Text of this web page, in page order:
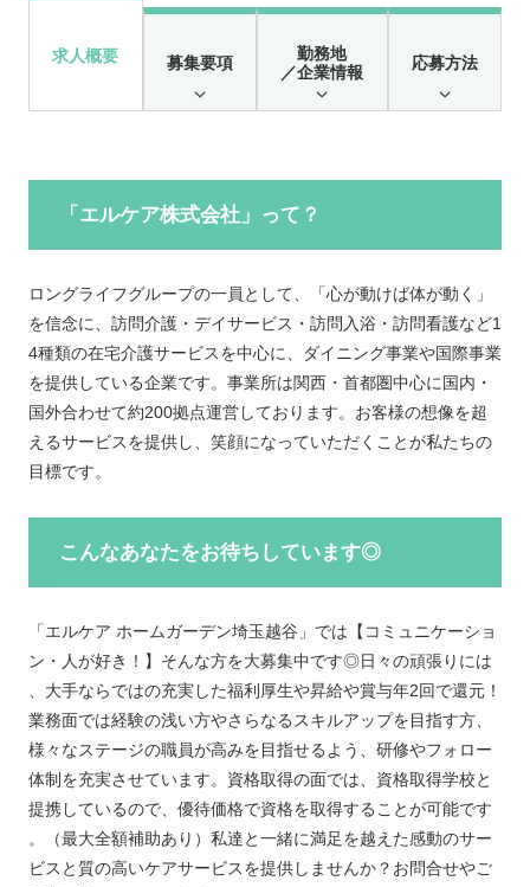
求人概要 募集要項
勤務地
／企業情報
応募方法
「エルケア株式会社」って？
ロングライフグループの一員として、「心が動けば体が動く」
を信念に、訪問介護・デイサービス・訪問入浴・訪問看護など1
4種類の在宅介護サービスを中心に、ダイニング事業や国際事業
を提供している企業です。事業所は関西・首都圏中心に国内・
国外合わせて約200拠点運営しております。お客様の想像を超
えるサービスを提供し、笑顔になっていただくことが私たちの
目標です。
こんなあなたをお待ちしています◎
「エルケア ホームガーデン埼玉越谷」では【コミュニケーショ
ン・人が好き！】そんな方を大募集中です◎日々の頑張りには
、大手ならではの充実した福利厚生や昇給や賞与年2回で還元！
業務面では経験の浅い方やさらなるスキルアップを目指す方、
様々なステージの職員が高みを目指せるよう、研修やフォロー
体制を充実させています。資格取得の面では、資格取得学校と
提携しているので、優待価格で資格を取得することが可能です
。（最大全額補助あり）私達と一緒に満足を越えた感動のサー
ビスと質の高いケアサービスを提供しませんか？お問合せやご